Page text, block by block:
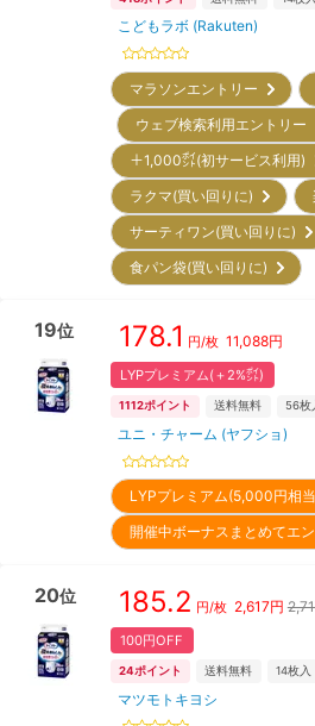
こどもラボ (Rakuten)
マラソンエントリー
ウェブ検索利用エントリ
＋1,000㌽(初サービス利用)
ラクマ(買い回りに)
サーティワン(買い回りに)
食パン袋(買い回りに)
19位 178.1 円/枚 11,088円
LYPプレミアム(＋2%㌽)
1112ポイント 送料無料 56枚
ユニ・チャーム (ヤフショ)
LYPプレミアム(5,000円相
開催中ボーナスまとめてエ
20位 185.2 円/枚 2,617円
100円OFF
24ポイント 送料無料 14枚入
マツモトキヨシ